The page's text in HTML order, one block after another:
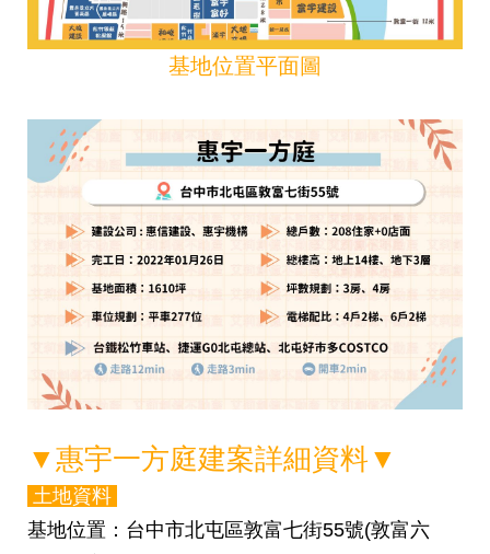
基地位置平面圖
▼惠宇一方庭建案詳細資料▼
土地資料
基地位置 ： 台中市北屯區敦富七街55號(敦富六